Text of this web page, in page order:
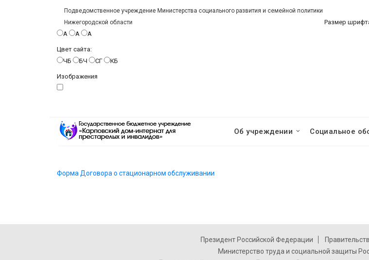
Подведомственное учреждение Министерства социального развития и семейной политики
Нижегородской области
Размер
A
A A
Цвет сайта:
ЧБ
БЧ СГ КБ
Изображения
Об учреждении Социальное
Форма Договора о стационарном обслуживании
Президент Российской Федерации
Министерство труда и социальной защиты